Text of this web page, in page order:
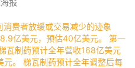
报
费者放缓或交易减少的迹象
亿美元，预估40亿美元。 第一
瓦制药预计全年营收168亿美元
元。 梯瓦制药预计全年调整后每